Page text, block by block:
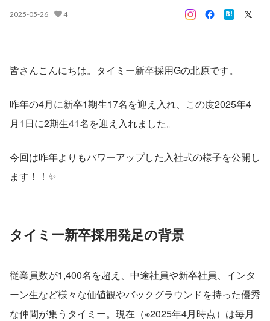
2025-05-26 4
皆さんこんにちは。タイミー新卒採用Gの北原です。
昨年の4月に新卒1期生17名を迎え入れ、この度2025年4
月1日に2期生41名を迎え入れました。
今回は昨年よりもパワーアップした入社式の様子を公開し
ます！！✨
タイミー新卒採用発足の背景
従業員数が1,400名を超え、中途社員や新卒社員、インタ
ーン生など様々な価値観やバックグラウンドを持った優秀
な仲間が集うタイミー。現在（※2025年4月時点）は毎月